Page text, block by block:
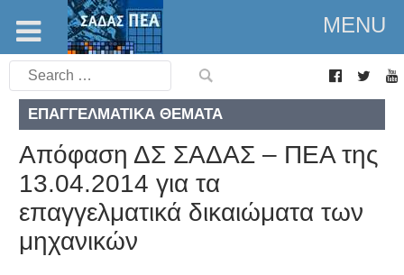
MENU
Search
for:
ΕΠΑΓΓΕΛΜΑΤΙΚΆ ΘΈΜΑΤΑ
Απόφαση ΔΣ ΣΑΔΑΣ – ΠΕΑ της
13.04.2014 για τα
επαγγελματικά δικαιώματα των
μηχανικών